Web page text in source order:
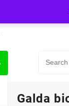
Galda